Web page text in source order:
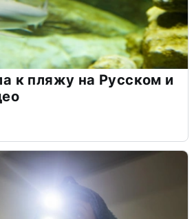
к пляжу на Русском и